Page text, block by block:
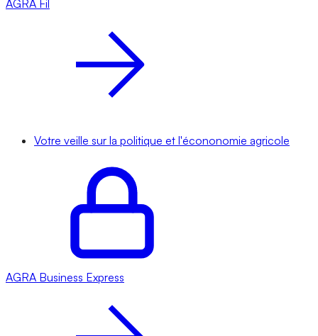
AGRA Fil
Votre veille sur la politique et l'écononomie agricole
AGRA Business Express